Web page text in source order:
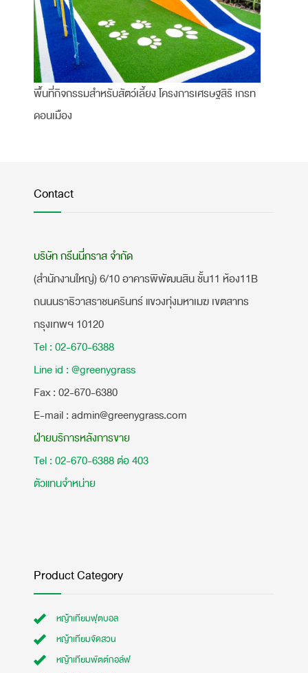
พื้นที่กิจกรรมสำหรับสัตว์เลี้ยง โครงการเศรษฐสิริ เกรท
ดอนเมือง
Contact
บริษัท กรีนนี่กราส จำกัด
(สำนักงานใหญ่) 6/10 อาคารพิพัฒนสิน ชั้น11 ห้อง11B
ถนนนราธิวาสราชนครินทร์ แขวงทุ่งมหาเมฆ เขตสาทร
กรุงเทพฯ 10120
Tel : 02-670-6388
Line id : @greenygrass
​Fax : 02-670-6380
E-mail : admin@greenygrass.com
ฝ่ายบริการหลังการขาย
Tel : 02-670-6388 ต่อ 403
ตัวแทนจำหน่าย
Product Category
หญ้าเทียมฟุตบอล
หญ้าเทียมจัดสวน
หญ้าเทียมพัตต์กอล์ฟ